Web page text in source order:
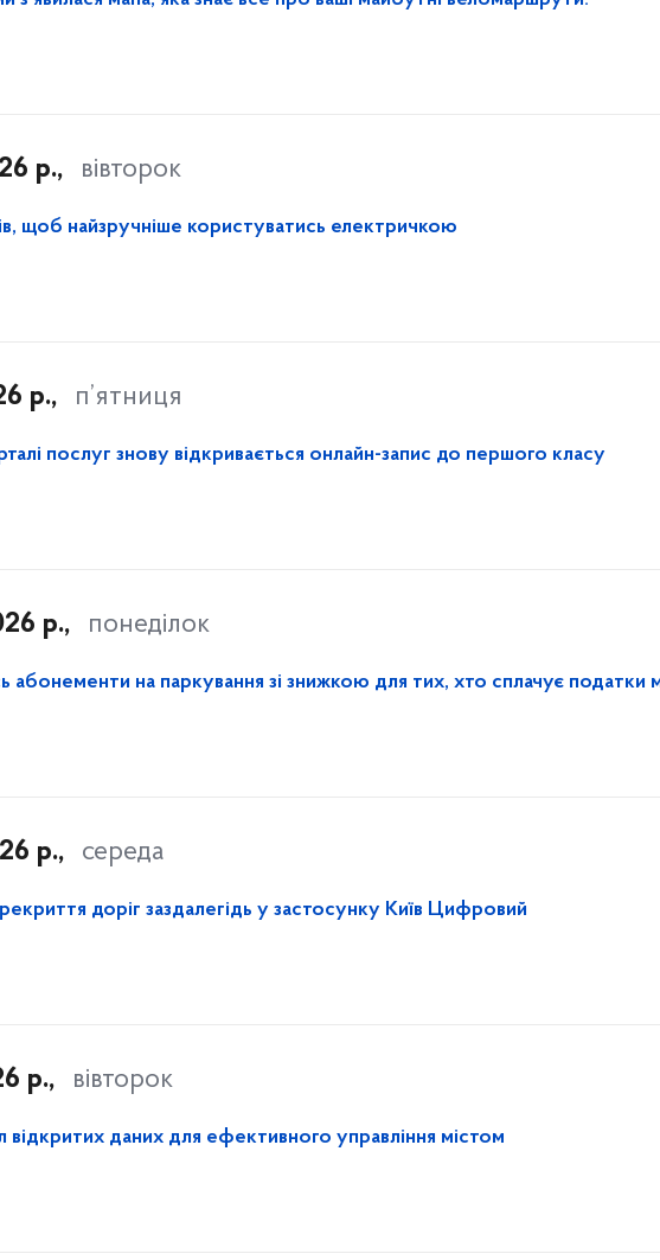
р., вівторок
щоб найзручніше користуватись електричкою
р., п’ятниця
послуг знову відкривається онлайн-запис до першого класу
р., понеділок
абонементи на паркування зі знижкою для тих, хто сплачує податки
р., середа
доріг заздалегідь у застосунку Київ Цифровий
р., вівторок
даних для ефективного управління містом